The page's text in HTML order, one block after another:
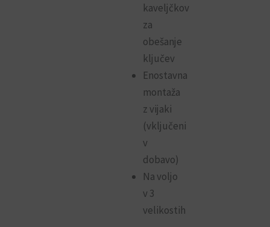
kaveljčkov
za
obešanje
ključev
Enostavna
montaža
z vijaki
(vključeni
v
dobavo)
Na voljo
v 3
velikostih